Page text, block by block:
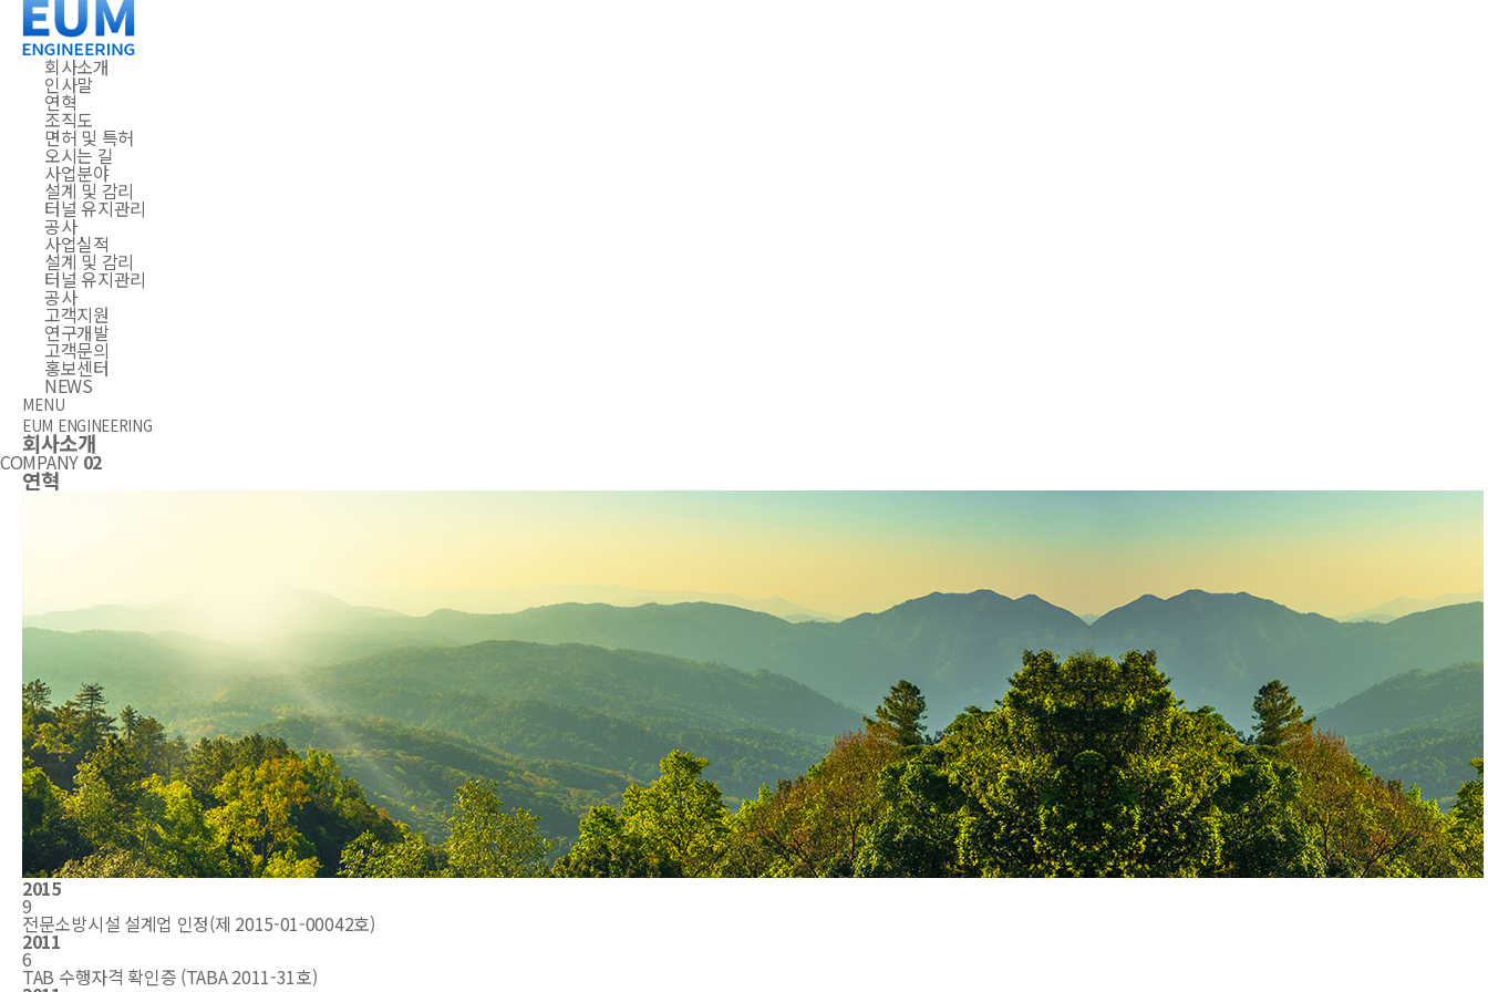
회사소개
인사말
연혁
조직도
면허 및 특허
오시는 길
사업분야
설계 및 감리
터널 유지관리
공사
사업실적
설계 및 감리
터널 유지관리
공사
고객지원
연구개발
고객문의
홍보센터
NEWS
MENU
EUM ENGINEERING
회사소개
COMPANY 02
연혁
2015
9
전문소방시설 설계업 인정(제 2015-01-00042호)
2011
6
TAB 수행자격 확인증 (TABA 2011-31호)